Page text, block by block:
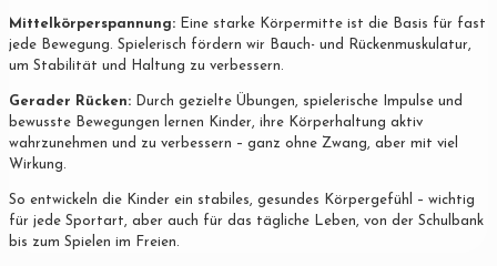
Mittelkörperspannung: Eine starke Körpermitte ist die Basis für fast
jede Bewegung. Spielerisch fördern wir Bauch- und Rückenmuskulatur,
um Stabilität und Haltung zu verbessern.
Gerader Rücken: Durch gezielte Übungen, spielerische Impulse und
bewusste Bewegungen lernen Kinder, ihre Körperhaltung aktiv
wahrzunehmen und zu verbessern – ganz ohne Zwang, aber mit viel
Wirkung.
So entwickeln die Kinder ein stabiles, gesundes Körpergefühl – wichtig
für jede Sportart, aber auch für das tägliche Leben, von der Schulbank
bis zum Spielen im Freien.